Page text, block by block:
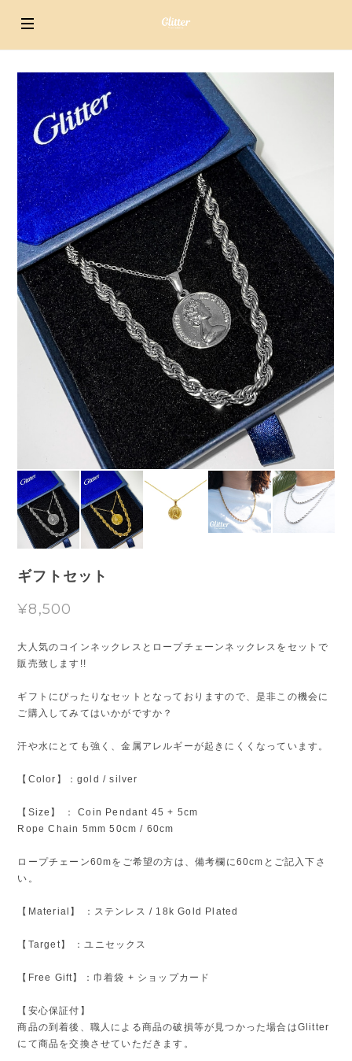
ギフトセット
¥8,500
大人気のコインネックレスとロープチェーンネックレスをセットで
販売致します!!
ギフトにぴったりなセットとなっておりますので、是非この機会に
ご購入してみてはいかがですか？
汗や水にとても強く、金属アレルギーが起きにくくなっています。
【Color】：gold / silver
【Size】 ： Coin Pendant 45 + 5cm
Rope Chain 5mm 50cm / 60cm
ロープチェーン60mをご希望の方は、備考欄に60cmとご記入下さ
い。
【Material】 ：ステンレス / 18k Gold Plated
【Target】 ：ユニセックス
【Free Gift】：巾着袋 + ショップカード
【安心保証付】
商品の到着後、職人による商品の破損等が見つかった場合はGlitter
にて商品を交換させていただきます。